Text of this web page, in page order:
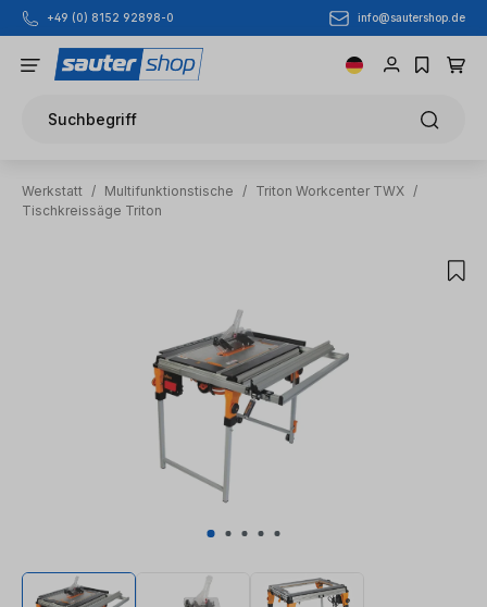
Zum Hauptinhalt springen
+49 (0) 8152 92898-0 info@sautershop.de
Suchbegriff
Werkstatt / Multifunktionstische / Triton Workcenter TWX /
Tischkreissäge Triton